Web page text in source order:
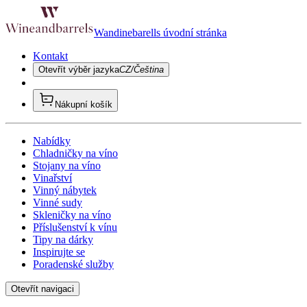
Wandinebarells úvodní stránka
Kontakt
Otevřít výběr jazykaCZ/Čeština
Nákupní košík
Nabídky
Chladničky na víno
Stojany na víno
Vinařství
Vinný nábytek
Vinné sudy
Skleničky na víno
Příslušenství k vínu
Tipy na dárky
Inspirujte se
Poradenské služby
Otevřít navigaci